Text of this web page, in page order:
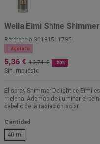
Wella Eimi Shine
Referencia 30181511735
 Agotado
5,36 € 10,71 € -50%
Sin impuesto
El spray Shimmer Delight de Eimi
melena. Además de iluminar el
cabello de la radiación solar.
Cantidad
40 ml